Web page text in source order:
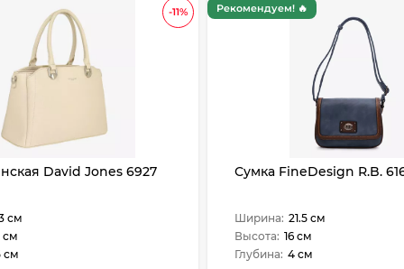
-11%
David Jones 6927
см
см
см
Рекомендуем! 🔥
Сумка FineDesign R.B.
Ширина: 21.5 см
Высота: 16 см
Глубина: 4 см